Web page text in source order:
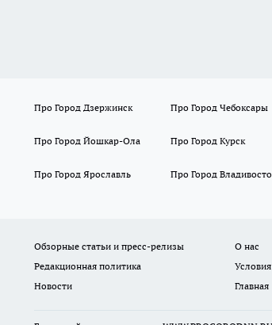
Про Город Дзержинск Про Город Чебоксары
Про Город Йошкар-Ола Про Город Курск
Про Город Ярославль Про Город
Обзорные статьи и пресс-релизы О нас
Редакционная политика
Новости
Главная